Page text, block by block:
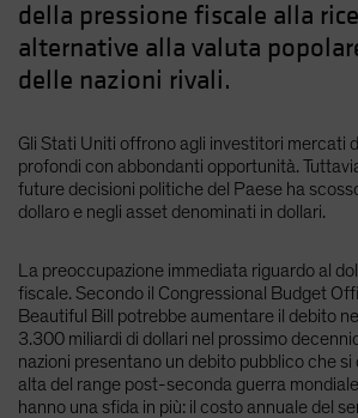
della pressione fiscale alla
alternative alla valuta
delle nazioni rivali.
Gli Stati Uniti offrono agli investitori mercati
profondi con abbondanti opportunità.
future decisioni politiche del Paese ha
dollaro e negli asset denominati in dollari.
La preoccupazione immediata riguardo al
fiscale. Secondo il Congressional Budget
Beautiful Bill potrebbe aumentare il debito
3.300 miliardi di dollari nel prossimo
nazioni presentano un debito pubblico che
alta del range post-seconda guerra
hanno una sfida in più: il costo annuale del